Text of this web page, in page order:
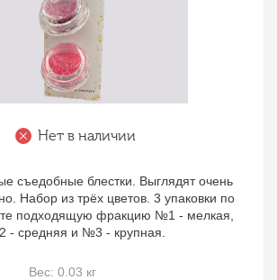
Нет в наличии
съедобные блестки. Выглядят очень
Набор из трёх цветов. 3 упаковки по
подходящую фракцию №1 - мелкая,
- средняя и №3 - крупная.
Вес: 0.03 кг